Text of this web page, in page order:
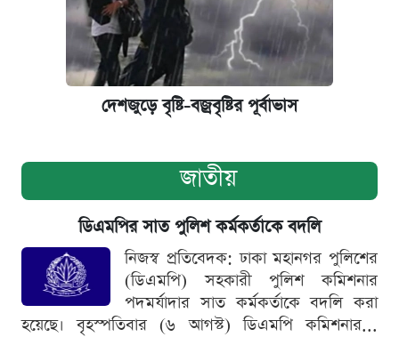
দেশজুড়ে বৃষ্টি-বজ্রবৃষ্টির পূর্বাভাস
জাতীয়
ডিএমপির সাত পুলিশ কর্মকর্তাকে বদলি
নিজস্ব প্রতিবেদক: ঢাকা মহানগর পুলিশের
(ডিএমপি) সহকারী পুলিশ কমিশনার
পদমর্যাদার সাত কর্মকর্তাকে বদলি করা
হয়েছে। বৃহস্পতিবার (৬ আগস্ট) ডিএমপি কমিশনার...